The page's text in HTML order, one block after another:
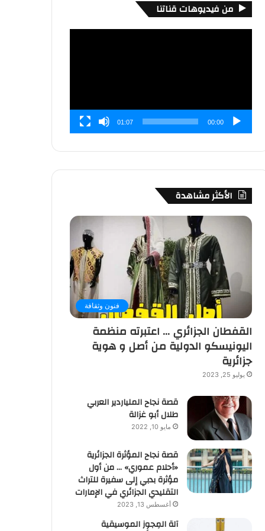
من فيديوهات قناتنا
00:00
01:07
الأكثر مشاهدة
فنون وثقافة
القفطان الجزائري … اعتبرته منظمة
اليونيسكو الدولية من أصل و هوية
جزائرية
يوليو 25, 2023
قصة نجاح الملياردير العربي
طلال أبو غزالة
مايو 10, 2022
قصة نجاح المؤثرة الجزائرية
«أحلام عموري» … من أول
مؤثرة بدبي إلى سفيرة للتراث
التقليدي الجزائري في الإمارات
أغسطس 13, 2023
آلة المِجوِز الموسيقية‎‎